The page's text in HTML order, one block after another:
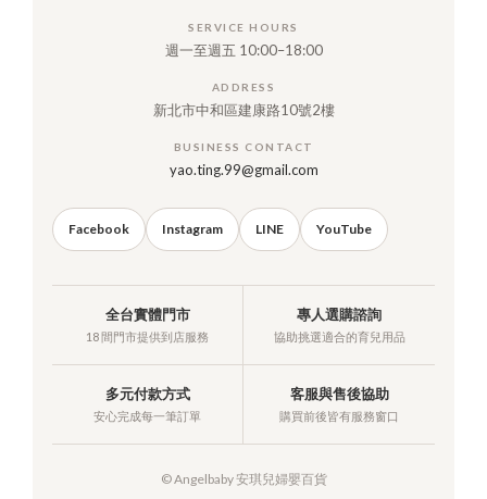
SERVICE HOURS
週一至週五 10:00–18:00
ADDRESS
新北市中和區建康路10號2樓
BUSINESS CONTACT
yao.ting.99@gmail.com
Facebook Instagram LINE YouTube
全台實體門市
18 間門市提供到店服務
專人選購諮詢
協助挑選適合的育兒用品
多元付款方式
安心完成每一筆訂單
客服與售後協助
購買前後皆有服務窗口
© Angelbaby 安琪兒婦嬰百貨